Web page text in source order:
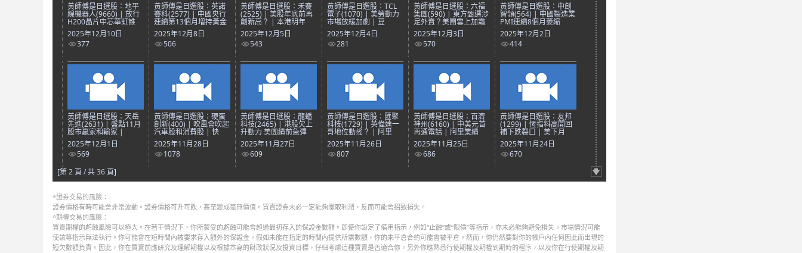
黃師傅是日選股：地平
線機器人(9660) | 放行
H200晶片中芯華虹誰
2025年12月10日
377
黃師傅是日選股：英諾
賽科(2577) | 中國央行
連續第13個月增持黃金
2025年12月8日
506
黃師傅是日選股：禾賽
(2525) | 美股年底前再
創新高？ | 本港明年
2025年12月5日
543
黃師傅是日選股：TCL
電子(1070) | 美勞動力
市場放緩加劇 | 豆
2025年12月4日
281
黃師傅是日選股：六福
集團(590) | 東方甄選涉
足外賣？美團雪上加霜
2025年12月3日
570
黃師傅是日選股：中創
智領(564) | 中國製造業
PMI連續8個月萎縮
2025年12月2日
414
黃師傅是日選股：天岳
先進(2631) | 盤點11月
股市贏家和輸家 |
2025年12月1日
569
黃師傅是日選股：硬蛋
創新(400) | 吹風會吹起
汽車股和消費股 | 快
2025年11月28日
1078
黃師傅是日選股：龍蟠
科技(2465) | 港股欠上
升動力 美團績前急彈
2025年11月27日
609
黃師傅是日選股：匯聚
科技(1729) | 英偉達一
哥地位動搖？ | 阿里
2025年11月26日
807
黃師傅是日選股：百濟
神州(6160) | 中美元首
再通電話 | 阿里業績
2025年11月25日
686
黃師傅是日選股：友邦
(1299) | 恆指料高開回
補下跌裂口 | 美下月
2025年11月24日
670
[第 2 頁 / 共 36 頁]
*證券交易的風險：
證券價格有時可能會非常波動。證券價格可升可跌，甚至變成毫無價值。買賣證券未必一定能夠賺取利潤，反而可能會招致損失。
^期權交易的風險：
買賣期權的虧蝕風險可以極大。在若干情況下，你所蒙受的虧蝕可能會超過最初存入的保證金數額。即使你設定了備用指示，例如“止蝕”或“限價”等指示，亦未必能夠避免損失。市場情況可能
使該等指示無法執行。你可能會在短時間內被要求存入額外的保證金。假如未能在指定的時間內提供所需數額，你的未平倉合約可能會被平倉。然而，你仍然要對你的帳戶內任何因此而出現的
短欠數額負責。因此，你在買賣前應研究及理解期權以及根據本身的財政狀況及投資目標，仔細考慮這種買賣是否適合你。另外你應熟悉行使期權及期權到期時的程序，以及你在行使期權及期